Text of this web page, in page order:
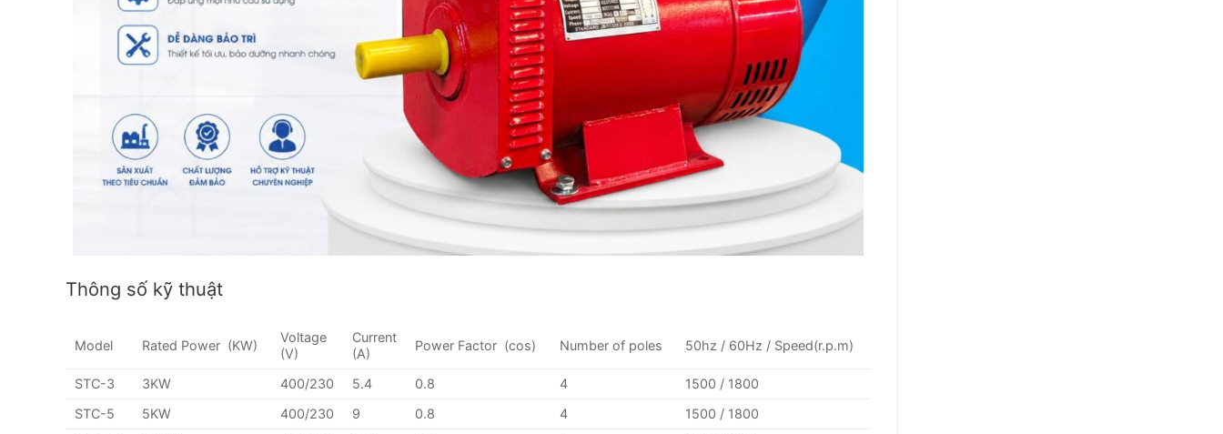
Thông số kỹ thuật
Model Rated Power (KW)
Voltage
(V)
Current
(A)
Power Factor (cos) Number of poles 50hz / 60Hz / Speed(r.p.m)
STC-3 3KW 400/230 5.4 0.8 4
1500 / 1800
STC-5
5KW 400/230 9 0.8 4
1500 / 1800